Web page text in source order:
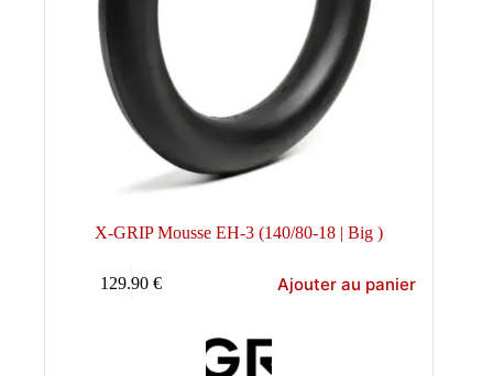
X-GRIP Mousse EH-3 (140/80-18 | Big )
129.90€ Ajouter au panier